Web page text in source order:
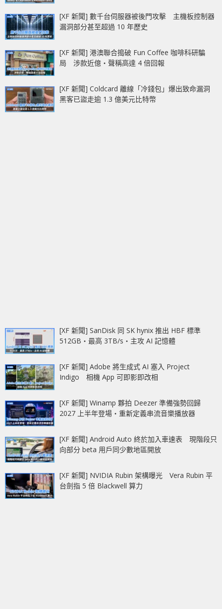
[XF 新聞] 數千台伺服器被後門攻擊 主機板控制器
漏洞部分甚至超過 10 年歷史
[XF 新聞] 港澳聯合搗破 Fun Coffee 咖啡科研騙
局 涉款近億‧聲稱高達 4 倍回報
[XF 新聞] Coldcard 離線「冷錢包」爆出致命漏洞
黑客已盜走逾 1.3 億美元比特幣
[XF 新聞] SanDisk 同 SK hynix 推出 HBF 標準
512GB‧最高 3TB/s‧主攻 AI 記憶體
[XF 新聞] Adobe 將生成式 AI 塞入 Project
Indigo 相機 App 可即影即改相
[XF 新聞] Winamp 夥拍 Deezer 準備強勢回歸
2027 上半年登場‧重新定義串流音樂播放器
[XF 新聞] Android Auto 終於加入車速表 現階段只
向部分 beta 用戶同少數地區開放
[XF 新聞] NVIDIA Rubin 架構曝光 Vera Rubin 平
台劍指 5 倍 Blackwell 算力